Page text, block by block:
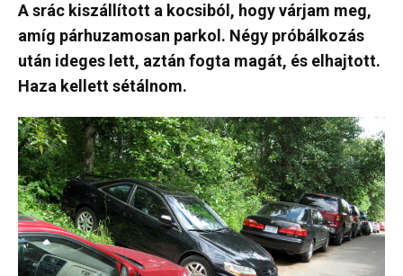
A srác kiszállított a kocsiból, hogy várjam meg,
amíg párhuzamosan parkol. Négy próbálkozás
után ideges lett, aztán fogta magát, és elhajtott.
Haza kellett sétálnom.